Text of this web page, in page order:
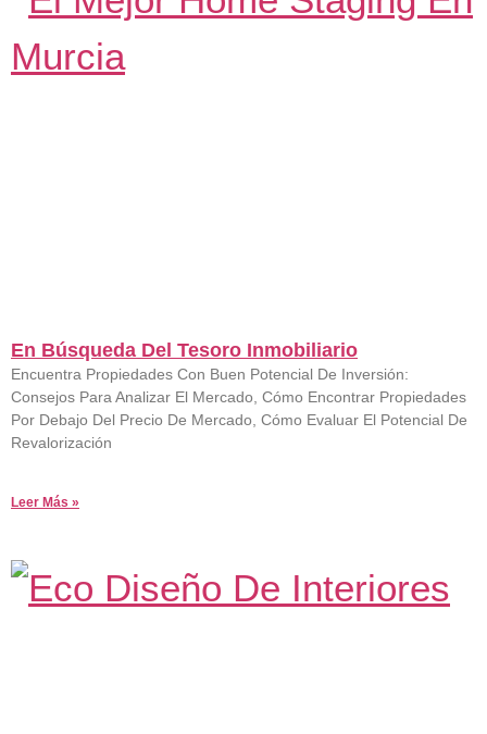
En Búsqueda Del Tesoro Inmobiliario
Encuentra Propiedades Con Buen Potencial De Inversión:
Consejos Para Analizar El Mercado, Cómo Encontrar Propiedades
Por Debajo Del Precio De Mercado, Cómo Evaluar El Potencial De
Revalorización
Leer Más »